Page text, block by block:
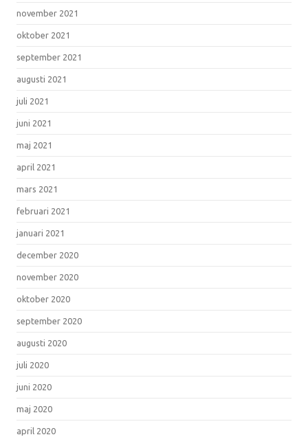
november 2021
oktober 2021
september 2021
augusti 2021
juli 2021
juni 2021
maj 2021
april 2021
mars 2021
februari 2021
januari 2021
december 2020
november 2020
oktober 2020
september 2020
augusti 2020
juli 2020
juni 2020
maj 2020
april 2020